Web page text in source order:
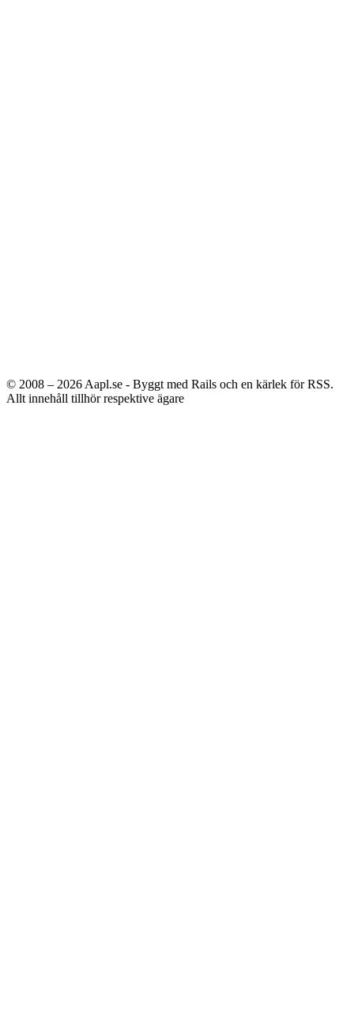
© 2008 – 2026 Aapl.se - Byggt med Rails och en kärlek för RSS.
Allt innehåll tillhör respektive ägare